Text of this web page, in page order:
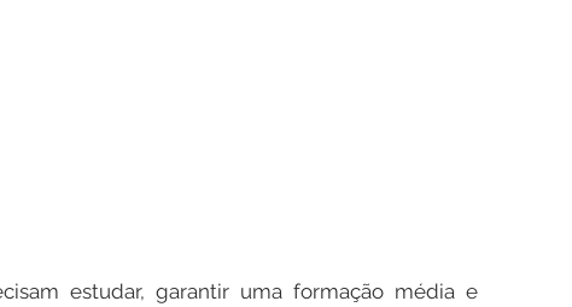
estudar, garantir uma formação média e